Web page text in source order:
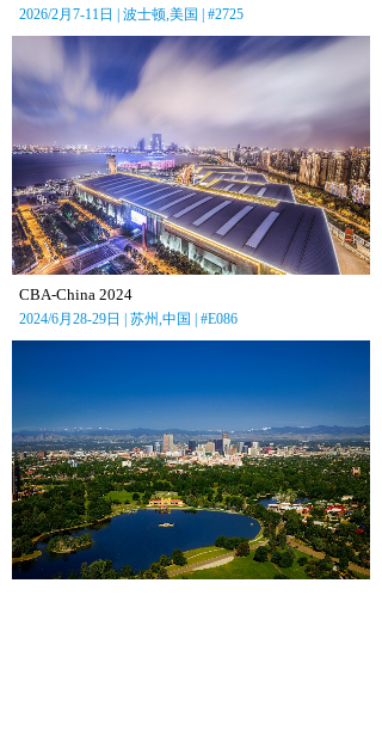
2026/2月7-11日 | 波士顿,美国 | #2725
CBA-China 2024
2024/6月28-29日 | 苏州,中国 | #E086